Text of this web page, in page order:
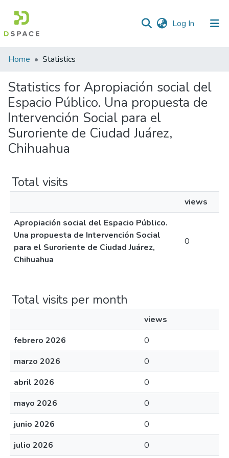
Log In (current)
Home Statistics
Statistics for Apropiación social del
Espacio Público. Una propuesta de
Intervención Social para el
Suroriente de Ciudad Juárez,
Chihuahua
Total visits
views
Apropiación social del Espacio Público.
Una propuesta de Intervención Social
para el Suroriente de Ciudad Juárez,
Chihuahua
0
Total visits per month
views
febrero 2026
0
marzo 2026
0
abril 2026
0
mayo 2026
0
junio 2026
0
julio 2026
0